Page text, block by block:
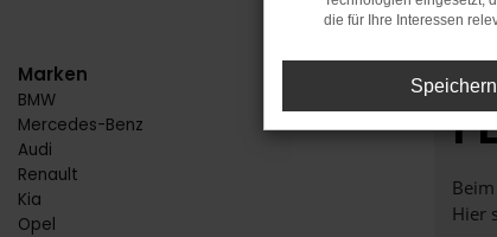
Marken
BMW
Mercedes-Benz
Audi
Renault
Kia
Opel
Hier
die für Ihre Interessen
Speichern